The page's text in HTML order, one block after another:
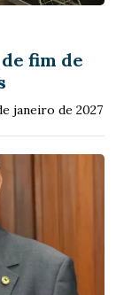
fim de
janeiro de 2027